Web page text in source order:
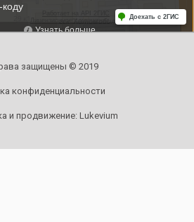
защищены © 2019
конфиденциальности
и продвижение: Lukevium